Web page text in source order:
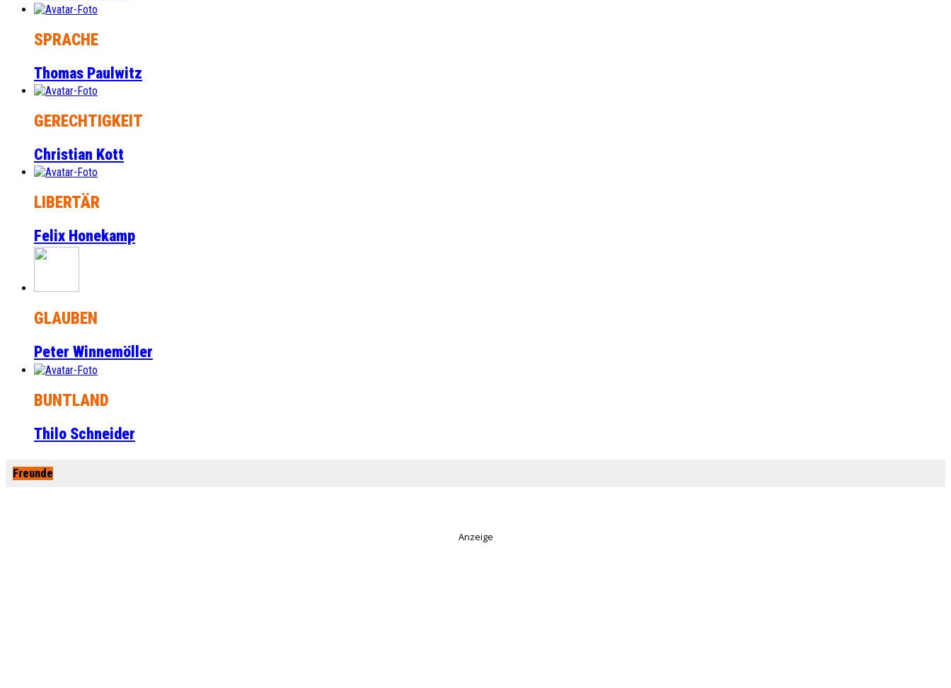
SPRACHE
Thomas Paulwitz
GERECHTIGKEIT
Christian Kott
LIBERTÄR
Felix Honekamp
GLAUBEN
Peter Winnemöller
BUNTLAND
Thilo Schneider
Freunde
Anzeige